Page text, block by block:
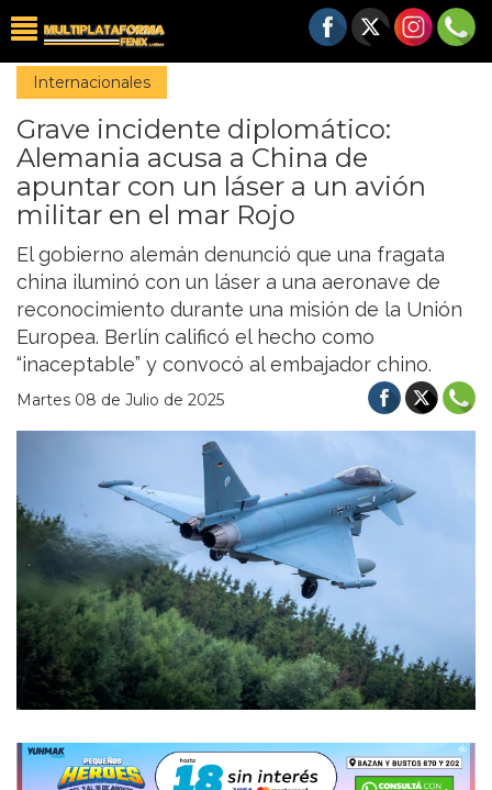
Internacionales
Grave incidente diplomático:
Alemania acusa a China de
apuntar con un láser a un avión
militar en el mar Rojo
El gobierno alemán denunció que una fragata
china iluminó con un láser a una aeronave de
reconocimiento durante una misión de la Unión
Europea. Berlín calificó el hecho como
“inaceptable” y convocó al embajador chino.
Martes 08 de Julio de 2025